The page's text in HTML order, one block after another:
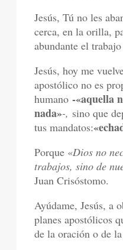
Jesús, Tú no les
cerca, en la orilla,
abundante el
Jesús, hoy me
apostólico no es
humano-«aquella
nada»-, sino que
tus mandatos:
Porque «Dios no
trabajos, sino de
Juan Crisóstomo.
Ayúdame, Jesús, a
planes apostólicos
de la oración o de